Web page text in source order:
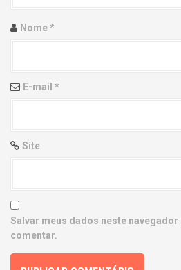
i
n
Nome*
E-mail *
Site
Salvar meus dados neste navegador
comentar.